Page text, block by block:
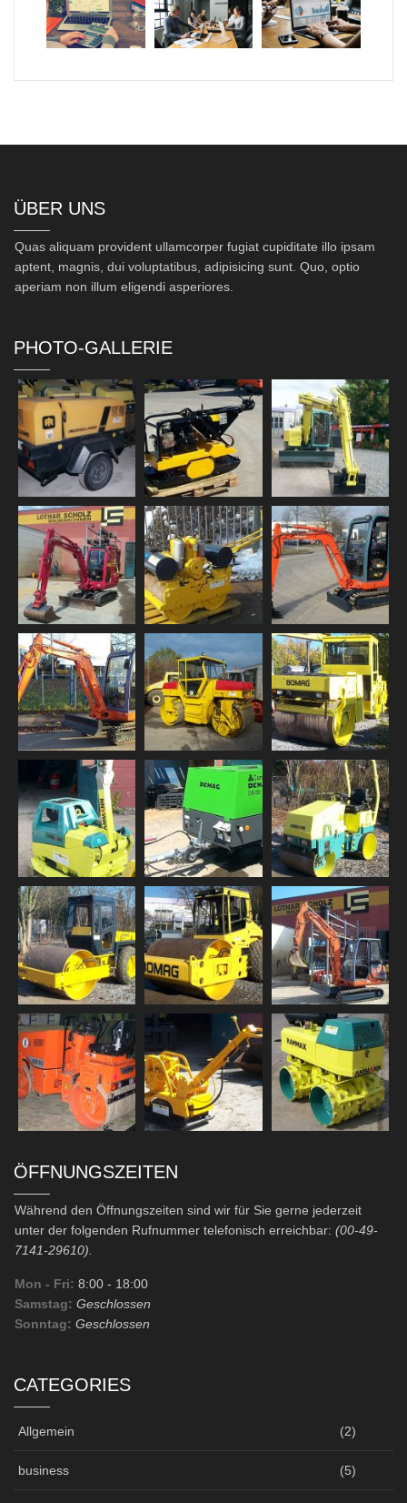
ÜBER UNS
Quas aliquam provident ullamcorper fugiat cupiditate illo ipsam
aptent, magnis, dui voluptatibus, adipisicing sunt. Quo, optio
aperiam non illum eligendi asperiores.
PHOTO-GALLERIE
ÖFFNUNGSZEITEN
Während den Öffnungszeiten sind wir für Sie gerne jederzeit
unter der folgenden Rufnummer telefonisch erreichbar: (00-49-
7141-29610).
Mon - Fri: 8:00 - 18:00
Samstag: Geschlossen
Sonntag: Geschlossen
CATEGORIES
Allgemein (2)
business (5)